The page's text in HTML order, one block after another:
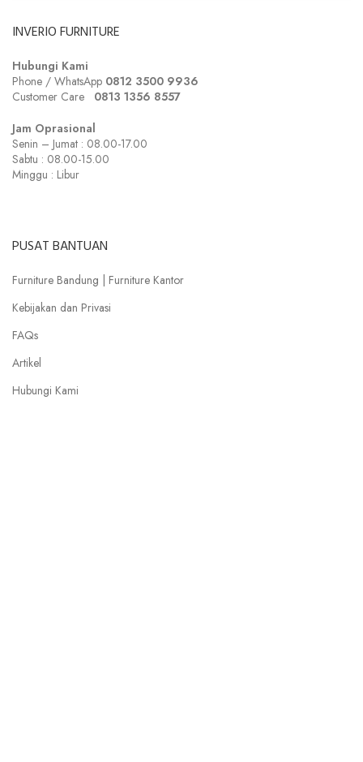
INVERIO FURNITURE
Hubungi Kami
Phone / WhatsApp 0812 3500 9936
Customer Care 0813 1356 8557
Jam Oprasional
Senin – Jumat : 08.00-17.00
Sabtu : 08.00-15.00
Minggu : Libur
PUSAT BANTUAN
Furniture Bandung | Furniture Kantor
Kebijakan dan Privasi
FAQs
Artikel
Hubungi Kami